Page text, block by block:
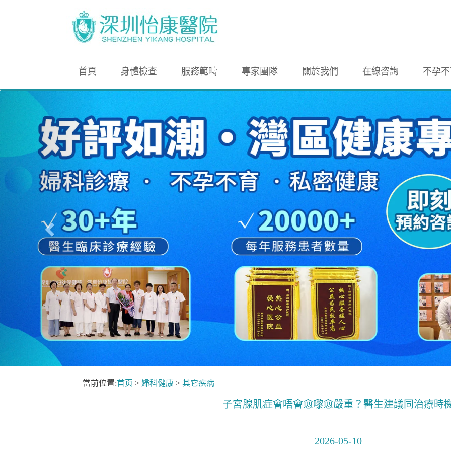
首頁 身體檢查 服務範疇 專家團隊 關於我們 在線咨詢 不孕
當前位置:首页 > 婦科健康 > 其它疾病
子宮腺肌症會唔會愈嚟愈嚴重？醫生建議同治療時
2026-05-10